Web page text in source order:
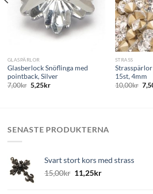
GLASPÄRLOR
Glasberlock Snöflinga med
pointback, Silver
7,00kr 5,25kr
STRASS
15st, 4mm
10,00kr
SENASTE PRODUKTERNA
Svart stort kors med strass
15,00kr 11,25kr